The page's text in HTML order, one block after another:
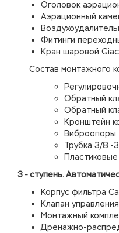
Оголовок
Аэрационный
Фитинги
Кран шаровой
Состав монтажного
Обратный
Обратный
Кронштейн
Виброопоры
Трубка 3/8 -
3 - ступень.
Корпус фильтра
Клапан
Монтажный
Дренажно-